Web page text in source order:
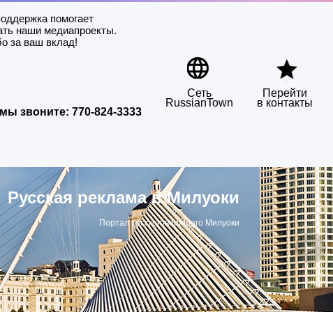
помогает
наши медиапроекты.
за ваш вклад!
звоните: 770-824-3333
Сеть
RussianTown
Перейти
в контакты
Русская реклама в Милуоки
Портал русскоговорящего Милуоки
▶